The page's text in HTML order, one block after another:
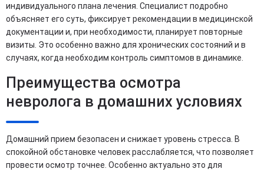
индивидуального плана лечения. Специалист подробно
объясняет его суть, фиксирует рекомендации в медицинской
документации и, при необходимости, планирует повторные
визиты. Это особенно важно для хронических состояний и в
случаях, когда необходим контроль симптомов в динамике.
Преимущества осмотра
невролога в домашних условиях
Домашний прием безопасен и снижает уровень стресса. В
спокойной обстановке человек расслабляется, что позволяет
провести осмотр точнее. Особенно актуально это для